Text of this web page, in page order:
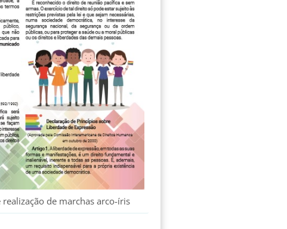
de marchas arco-íris